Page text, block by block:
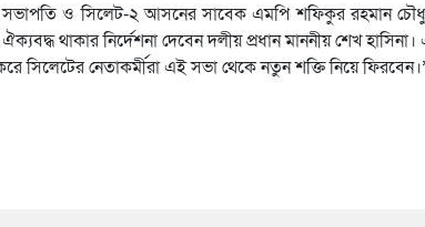
সভাপতি ও সিলেট-২ আসনের সাবেক এমপি শফিকুর রহমান
থাকার নির্দেশনা দেবেন দলীয় প্রধান মাননীয় শেখ
সিলেটের নেতাকর্মীরা এই সভা থেকে নতুন শক্তি নিয়ে ফিরবেন।’